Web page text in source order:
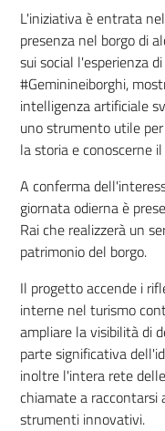
L'iniziativa è entrata
presenza nel borgo di
sui social l'esperienza
#Geminineiborghi,
intelligenza artificiale
uno strumento utile
la storia e conoscerne
A conferma
giornata odierna è
Rai che realizzerà un
patrimonio del borgo.
Il progetto accende i
interne nel turismo
ampliare la visibilità di
parte significativa
inoltre l'intera rete
chiamate a raccontarsi
strumenti innovativi.